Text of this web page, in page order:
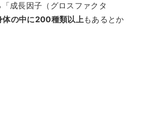
成長因子（グロスファクタ
体の中に200種類以上もあるとか